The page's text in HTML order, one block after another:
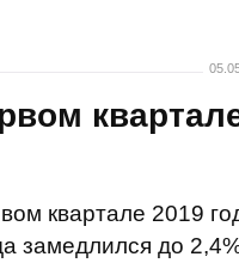
квартале 2019
замедлился до